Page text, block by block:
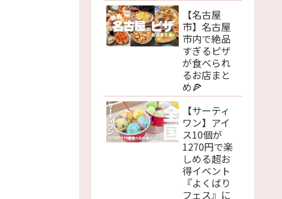
【名古屋
市】名古屋
市内で絶品
すぎるピザ
が食べられ
るお店まと
め🍕
【サーティ
ワン】アイ
ス10個が
1270円で楽
しめる超お
得イベント
『よくばり
フェス』に